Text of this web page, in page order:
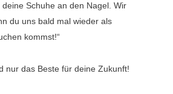
Schuhe an den Nagel. Wir
du uns bald mal wieder als
kommst!“
nur das Beste für deine Zukunft!